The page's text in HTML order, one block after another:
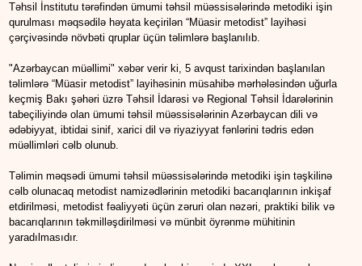
Təhsil İnstitutu tərəfindən ümumi təhsil müəssisələrində metodiki işin
qurulması məqsədilə həyata keçirilən “Müasir metodist” layihəsi
çərçivəsində növbəti qruplar üçün təlimlərə başlanılıb.
"Azərbaycan müəllimi" xəbər verir ki, 5 avqust tarixindən başlanılan
təlimlərə “Müasir metodist” layihəsinin müsahibə mərhələsindən uğurla
keçmiş Bakı şəhəri üzrə Təhsil İdarəsi və Regional Təhsil İdarələrinin
tabeçiliyində olan ümumi təhsil müəssisələrinin Azərbaycan dili və
ədəbiyyat, ibtidai sinif, xarici dil və riyaziyyat fənlərini tədris edən
müəllimləri cəlb olunub.
Təlimin məqsədi ümumi təhsil müəssisələrində metodiki işin təşkilinə
cəlb olunacaq metodist namizədlərinin metodiki bacarıqlarının inkişaf
etdirilməsi, metodist fəaliyyəti üçün zəruri olan nəzəri, praktiki bilik və
bacarıqlarının təkmilləşdirilməsi və münbit öyrənmə mühitinin
yaradılmasıdır.